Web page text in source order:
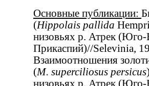
Основные публикации:
(Hippolais pallida
низовьях р. Атрек
Прикаспий)//Selevinia,
Взаимоотношения
(M. superciliosus persicus
низовьях р. Атрек